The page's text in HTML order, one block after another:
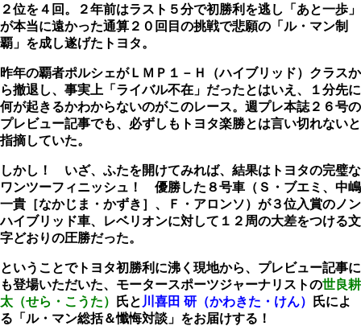
２位を４回。２年前はラスト５分で初勝利を逃し「あと一歩」
が本当に遠かった通算２０回目の挑戦で悲願の「ル・マン制
覇」を成し遂げたトヨタ。
昨年の覇者ポルシェがＬＭＰ１－Ｈ（ハイブリッド）クラスか
ら撤退し、事実上「ライバル不在」だったとはいえ、１分先に
何が起きるかわからないのがこのレース。週プレ本誌２６号の
プレビュー記事でも、必ずしもトヨタ楽勝とは言い切れないと
指摘していた。
しかし！ いざ、ふたを開けてみれば、結果はトヨタの完璧な
ワンツーフィニッシュ！ 優勝した８号車（Ｓ・ブエミ、中嶋
一貴［なかじま・かずき］、Ｆ・アロンソ）が３位入賞のノン
ハイブリッド車、レベリオンに対して１２周の大差をつける文
字どおりの圧勝だった。
ということでトヨタ初勝利に沸く現地から、プレビュー記事に
も登場いただいた、モータースポーツジャーナリストの世良耕
太（せら・こうた）
氏と 川喜田 研（かわきた・けん）
氏によ
る「ル・マン総括＆懺悔対談」をお届けする！